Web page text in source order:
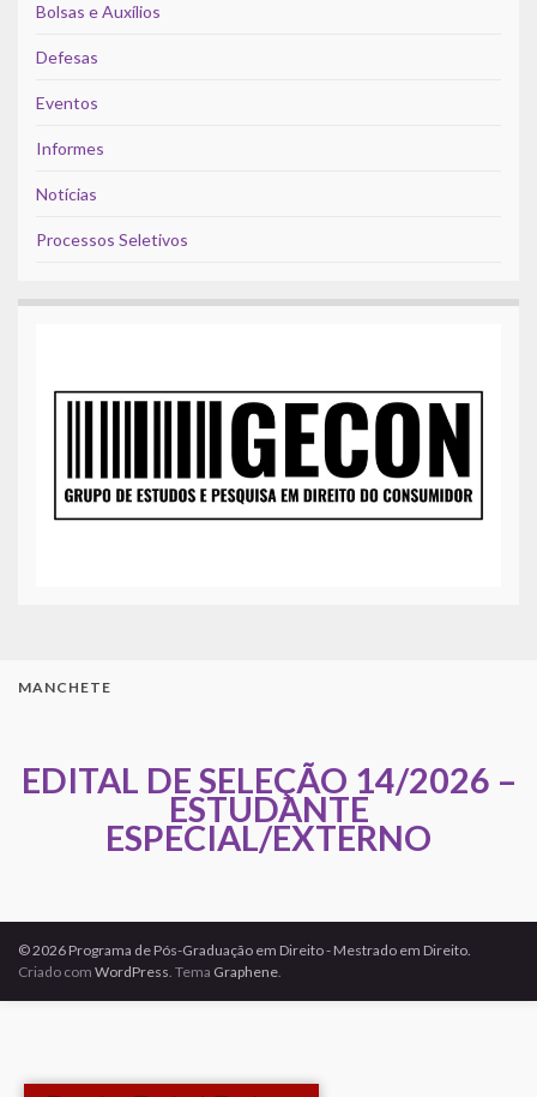
Bolsas e Auxílios
Defesas
Eventos
Informes
Notícias
Processos Seletivos
MANCHETE
EDITAL DE SELEÇÃO 14/2026 –
ESTUDANTE
ESPECIAL/EXTERNO
© 2026 Programa de Pós-Graduação em Direito - Mestrado em Direito.
Criado com WordPress. Tema Graphene.